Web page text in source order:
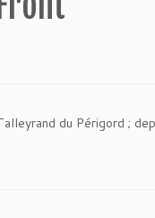
du Périgord ;